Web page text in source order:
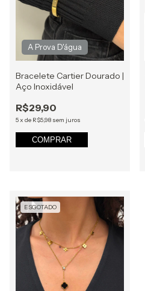
Bracelete Cartier Dourado |
Aço Inoxidável
R$29,90
5x de R$5,98 sem juros
COMPRAR
ESGOTADO